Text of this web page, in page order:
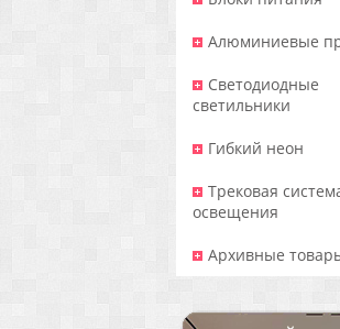
Алюминиевые
Светодиодные
светильники
Гибкий неон
Трековая
освещения
Архивные